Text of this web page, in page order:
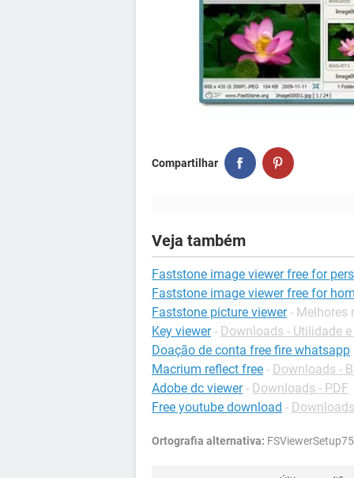
Compartilhar
Veja também
Faststone image viewer free for
Faststone image viewer free for
Faststone picture viewer - Melhores
Key viewer - Downloads - Utilidade
Doação de conta free fire whatsapp
Macrium reflect free - Downloads -
Adobe dc viewer - Downloads - PDF
Free youtube download -
Ortografia alternativa: